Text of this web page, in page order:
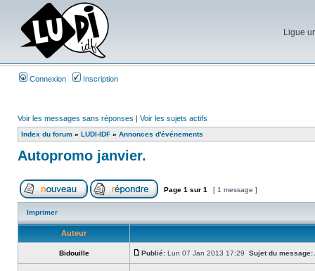
Ligue
Connexion Inscription
Voir les messages sans réponses | Voir les sujets actifs
Index du forum » LUDI-IDF » Annonces d'événements
Autopromo janvier.
Page 1 sur 1 [ 1 message ]
Imprimer
Auteur
Bidouille Publié: Lun 07 Jan 2013 17:29 Sujet du message: